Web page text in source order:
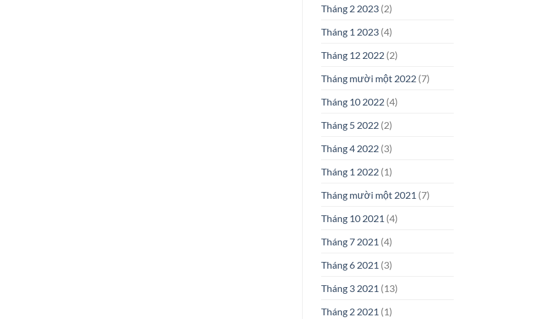
Tháng 2 2023(2)
Tháng 1 2023(4)
Tháng 12 2022(2)
Tháng mười một 2022(7)
Tháng 10 2022(4)
Tháng 5 2022(2)
Tháng 4 2022(3)
Tháng 1 2022(1)
Tháng mười một 2021 (7)
Tháng 10 2021 (4)
Tháng 7 2021 (4)
Tháng 6 2021 (3)
Tháng 3 2021 (13)
Tháng 2 2021 (1)